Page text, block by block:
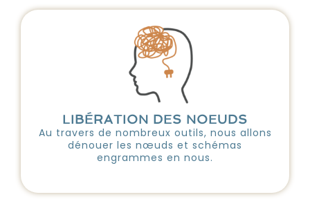
LIBÉRATION DES NOEUDS
Au travers de nombreux outils, nous allons
dénouer les nœuds et schémas
engrammes en nous.